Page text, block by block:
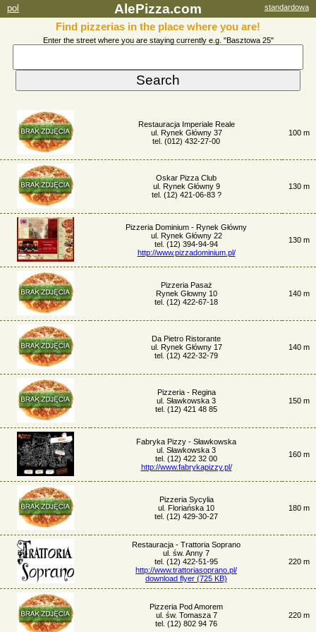
pol AlePizza.com standardowa
Find pizzerias in the place where you are!
Enter the street where you are staying currently e.g. "Basztowa 25"
Restauracja Imperiale Reale
ul. Rynek Główny 37
tel. (012) 432-27-00
100 m
Oskar Pizza Club
ul. Rynek Główny 9
tel. (12) 421-06-83 ?
130 m
Pizzeria Dominium - Rynek Główny
ul. Rynek Główny 22
tel. (12) 394-94-94
http://www.pizzadominium.pl/
130 m
Pizzeria Pasaż
Rynek Głowny 10
tel. (12) 422-67-18
140 m
Da Pietro Ristorante
ul. Rynek Główny 17
tel. (12) 422-32-79
140 m
Pizzeria - Regina
ul. Sławkowska 3
tel. (12) 421 48 85
150 m
Fabryka Pizzy - Sławkowska
ul. Sławkowska 3
tel. (12) 422 32 00
http://www.fabrykapizzy.pl/
160 m
Pizzeria Sycylia
ul. Floriańska 10
tel. (12) 429-30-27
180 m
Restauracja - Trattoria Soprano
ul. św. Anny 7
tel. (12) 422-51-95
http://www.trattoriasoprano.pl/
download flyer (725 KB)
220 m
Pizzeria Pod Amorem
ul. św. Tomasza 7
tel. (12) 802 94 76
220 m